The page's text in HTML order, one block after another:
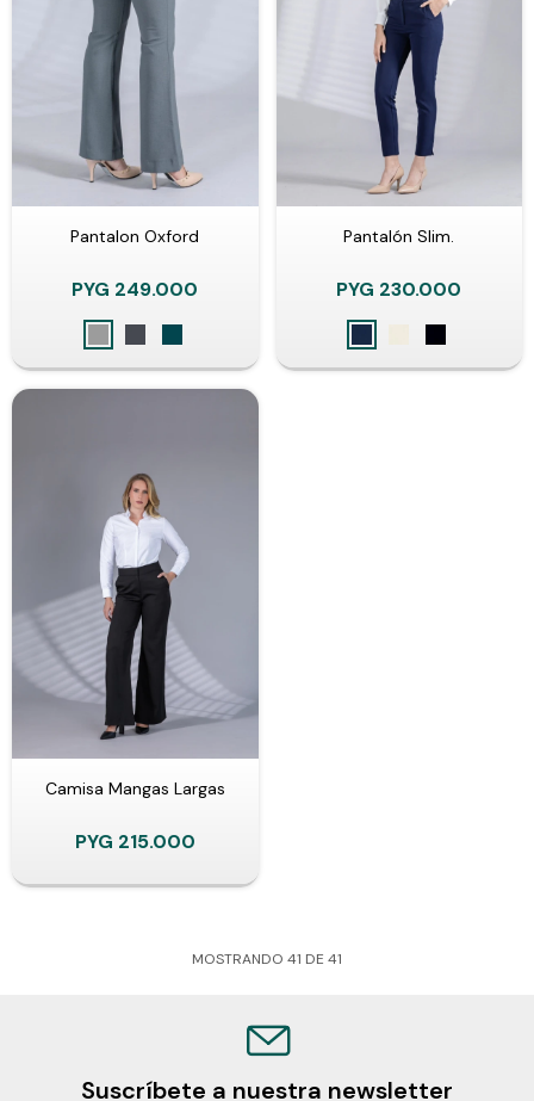
Pantalon Oxford
PYG 249.000
Pantalón Slim.
PYG 230.000
Camisa Mangas Largas
PYG 215.000
MOSTRANDO 41 DE 41
Suscríbete a nuestra newsletter